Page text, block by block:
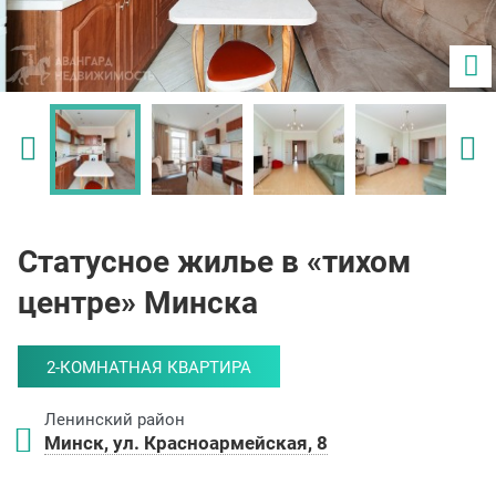
Статусное жилье в «тихом
центре» Минска
2-КОМНАТНАЯ КВАРТИРА
Ленинский район
Минск, ул. Красноармейская, 8